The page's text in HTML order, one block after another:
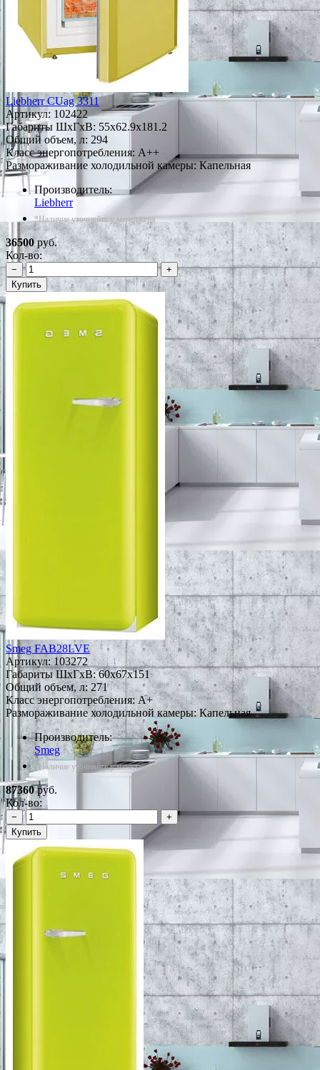
Liebherr CUag 3311
Артикул: 102422
Габариты ШxГxВ: 55x62.9x181.2
Общий объем, л: 294
Класс энергопотребления: A++
Размораживание холодильной камеры: Капельная
Производитель:
Liebherr
*Наличие уточняйте у менеджера
36500руб.
Кол-во:
−
+
Купить
Smeg FAB28LVE
Артикул:103272
Габариты ШxГxВ: 60x67x151
Общий объем, л: 271
Класс энергопотребления: A+
Размораживание холодильной камеры: Капельная
Производитель:
Smeg
*Наличие уточняйте у менеджера
87360руб.
Кол-во:
−
+
Купить